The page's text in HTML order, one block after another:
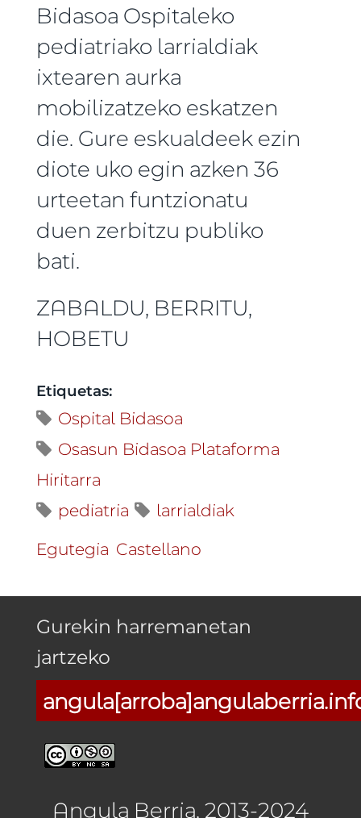
Bidasoa Ospitaleko
pediatriako larrialdiak
ixtearen aurka
mobilizatzeko eskatzen
die. Gure eskualdeek ezin
diote uko egin azken 36
urteetan funtzionatu
duen zerbitzu publiko
bati.
ZABALDU, BERRITU,
HOBETU
Etiquetas:
Ospital Bidasoa
Osasun Bidasoa Plataforma
Hiritarra
pediatria
larrialdiak
Egutegia Castellano
Gurekin harremanetan
jartzeko
Angula Berria, 2013-2024